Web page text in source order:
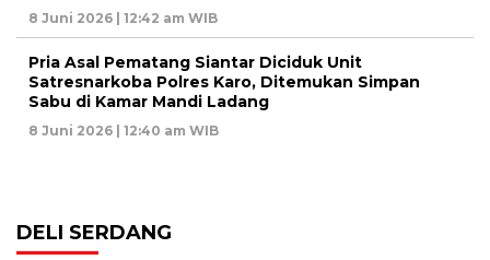
8 Juni 2026 | 12:42 am WIB
Pria Asal Pematang Siantar Diciduk Unit
Satresnarkoba Polres Karo, Ditemukan Simpan
Sabu di Kamar Mandi Ladang
8 Juni 2026 | 12:40 am WIB
DELI SERDANG